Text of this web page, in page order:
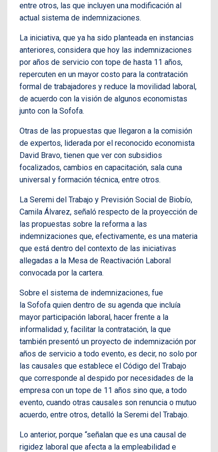
entre otros, las que incluyen una modificación al
actual sistema de indemnizaciones.
La iniciativa, que ya ha sido planteada en instancias
anteriores, considera que hoy las indemnizaciones
por años de servicio con tope de hasta 11 años,
repercuten en un mayor costo para la contratación
formal de trabajadores y reduce la movilidad laboral,
de acuerdo con la visión de algunos economistas
junto con la Sofofa.
Otras de las propuestas que llegaron a la comisión
de expertos, liderada por el reconocido economista
David Bravo, tienen que ver con subsidios
focalizados, cambios en capacitación, sala cuna
universal y formación técnica, entre otros.
La Seremi del Trabajo y Previsión Social de Biobío,
Camila Álvarez, señaló respecto de la proyección de
las propuestas sobre la reforma a las
indemnizaciones que, efectivamente, es una materia
que está dentro del contexto de las iniciativas
allegadas a la Mesa de Reactivación Laboral
convocada por la cartera.
Sobre el sistema de indemnizaciones, fue
la Sofofa quien dentro de su agenda que incluía
mayor participación laboral, hacer frente a la
informalidad y, facilitar la contratación, la que
también presentó un proyecto de indemnización por
años de servicio a todo evento, es decir, no solo por
las causales que establece el Código del Trabajo
que corresponde al despido por necesidades de la
empresa con un tope de 11 años sino que, a todo
evento, cuando otras causales son renuncia o mutuo
acuerdo, entre otros, detalló la Seremi del Trabajo.
Lo anterior, porque “señalan que es una causal de
rigidez laboral que afecta a la empleabilidad e